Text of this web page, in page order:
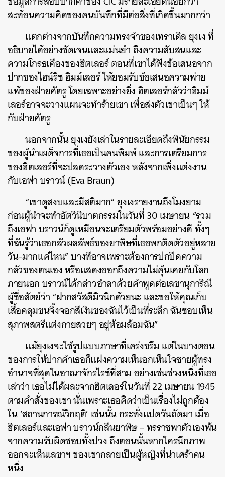
สะท้อนความคิดของคนบันทึกที่มีต่อสิ่งที่เกิดขึ้นมากกว่า
แตกต่างจากบันทึกความทรงจำของเทราเดิล ยุงเง ที่
อธิบายได้อย่างชัดเจนและแม่นยำ ถึงความสับสนและ
ความโกรธเคืองของฮิตเลอร์ ตอนที่เขาได้ฟังข้อเสนอจาก
ปากของไฮน์ริช ฮิมม์เลอร์ ให้ยอมรับข้อเสนอความพ่าย
แพ้ของฝ่ายศัตรู โดยเฉพาะอย่างยิ่ง ฮิตเลอร์กลัวว่าฮิมม์
เลอร์อาจจะวางแผนจะทำร้ายเขา เพื่อส่งตัวเขาเป็นๆ ให้
กับฝ่ายศัตรู
นอกจากนั้น ยุงเงยังเล่าในรายละเอียดถึงพินัยกรรม
ของผู้นำเผด็จการที่เธอเป็นคนพิมพ์ และการเตรียมการ
ของฮิตเลอร์ที่จะปลดระวางตัวเอง หลังจากเพิ่งแต่งงาน
กับเอฟา บราวน์ (Eva Braun)
“เขาดูสงบและมีสติมาก” ยุงเงรายงานถึงโมงยาม
ก่อนผู้นำจะทำอัตวินิบาตกรรมในวันที่ 30 เมษายน “รวม
ถึงเอฟา บราวน์ก็ดูเหมือนจะเตรียมตัวพร้อมอย่างดี ทั้งๆ
ที่ฉันรู้ว่าเธอกลัวผลลัพธ์ของยาพิษที่เธอพกติดตัวอยู่หลาย
วัน-มากแค่ไหน” บางทีอาจเพราะต้องการปกปิดความ
กลัวของตนเอง หรือแสดงออกถึงความไม่คุ้นเคยกับโลก
ภายนอก บราวน์ได้กล่าวอำลาด้วยคำพูดต่อเลขานุการิณี
ผู้ซื่อสัตย์ว่า “ฝากสวัสดีมิวนิกด้วยนะ และขอให้คุณเก็บ
เสื้อคลุมขนจิ้งจอกสีเงินของฉันไว้เป็นที่ระลึก ฉันชอบเห็น
สุภาพสตรีแต่งกายสวยๆ อยู่ห้อมล้อมฉัน”
แม้ยุงเงจะใช้รูปแบบภาษาที่เคร่งขรึม แต่ในบางตอน
ของการให้ปากคำเธอก็แฝงความเห็นอกเห็นใจชายผู้ทรง
อำนาจที่สุดในอาณาจักรไรช์ที่สาม อย่างเช่นช่วงหนึ่งที่เธอ
เล่าว่า เธอไม่ได้ผละจากฮิตเลอร์ในวันที่ 22 เมษายน 1945
ตามคำสั่งของเขา นั่นเพราะเธอคิดว่าเป็นเรื่องไม่ถูกต้อง
ใน ‘สถานการณ์วิกฤติ’ เช่นนั้น กระทั่งแปดวันถัดมา เมื่อ
ฮิตเลอร์และเอฟา บราวน์กลืนยาพิษ – ทรราชพาตัวเองพ้น
จากความรับผิดชอบทั้งปวง ถึงตอนนั้นหากใครนึกภาพ
ออกจะเห็นเลขาฯ ของเขากลายเป็นผู้หญิงที่น่าเศร้าคน
หนึ่ง
SHARE TWEET LINE EMAIL